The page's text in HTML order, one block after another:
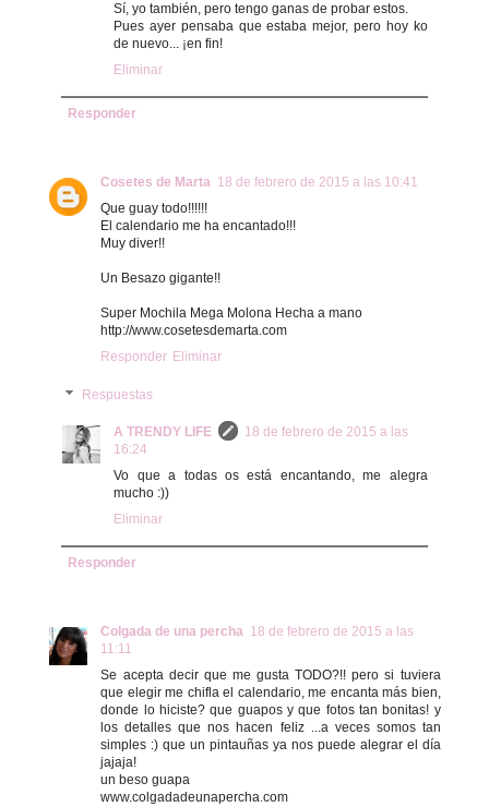
Sí, yo también, pero tengo ganas de probar estos.
Pues ayer pensaba que estaba mejor, pero hoy ko
de nuevo... ¡en fin!
Eliminar
Responder
Cosetes de Marta 18 de febrero de 2015 a las 10:41
Que guay todo!!!!!!
El calendario me ha encantado!!!
Muy diver!!
Un Besazo gigante!!
Super Mochila Mega Molona Hecha a mano
http://www.cosetesdemarta.com
Responder Eliminar
Respuestas
A TRENDY LIFE
18 de febrero de 2015 a las
16:24
Vo que a todas os está encantando, me alegra
mucho :))
Eliminar
Responder
Colgada de una percha 18 de febrero de 2015 a las
11:11
Se acepta decir que me gusta TODO?!! pero si tuviera
que elegir me chifla el calendario, me encanta más bien,
donde lo hiciste? que guapos y que fotos tan bonitas! y
los detalles que nos hacen feliz ...a veces somos tan
simples :) que un pintauñas ya nos puede alegrar el día
jajaja!
un beso guapa
www.colgadadeunapercha.com